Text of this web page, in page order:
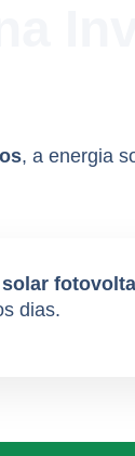
, a energia
dias.